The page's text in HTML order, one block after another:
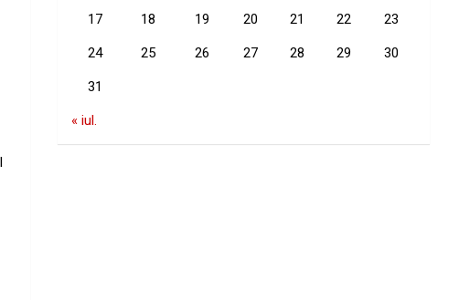
17 18 19 20 21 22 23
24 25 26 27 28 29 30
31
« iul.